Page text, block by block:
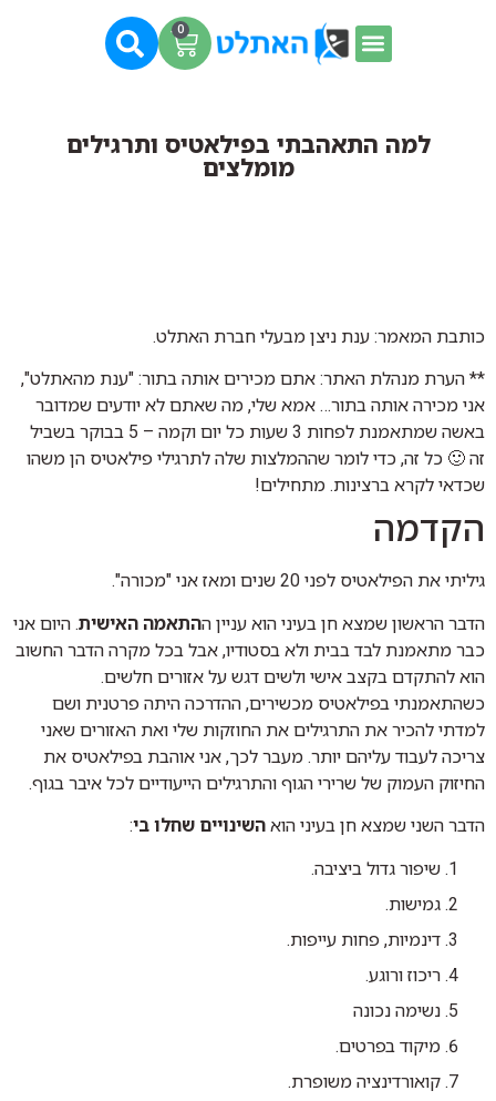
0
למה התאהבתי בפילאטיס ותרגילים
מומלצים
כותבת המאמר: ענת ניצן מבעלי חברת האתלט.
** הערת מנהלת האתר: אתם מכירים אותה בתור: "ענת מהאתלט",
אני מכירה אותה בתור… אמא שלי, מה שאתם לא יודעים שמדובר
באשה שמתאמנת לפחות 3 שעות כל יום וקמה – 5 בבוקר בשביל
זה 🙂 כל זה, כדי לומר שההמלצות שלה לתרגילי פילאטיס הן משהו
שכדאי לקרא ברצינות. מתחילים!
הקדמה
גיליתי את הפילאטיס לפני 20 שנים ומאז אני "מכורה".
הדבר הראשון שמצא חן בעיני הוא עניין ההתאמה האישית. היום אני
כבר מתאמנת לבד בבית ולא בסטודיו, אבל בכל מקרה הדבר החשוב
הוא להתקדם בקצב אישי ולשים דגש על אזורים חלשים.
כשהתאמנתי בפילאטיס מכשירים, ההדרכה היתה פרטנית ושם
למדתי להכיר את התרגילים את החוזקות שלי ואת האזורים שאני
צריכה לעבוד עליהם יותר. מעבר לכך, אני אוהבת בפילאטיס את
החיזוק העמוק של שרירי הגוף והתרגילים הייעודיים לכל איבר בגוף.
הדבר השני שמצא חן בעיני הוא השינויים שחלו בי:
שיפור גדול ביציבה.
גמישות.
דינמיות, פחות עייפות.
ריכוז ורוגע.
נשימה נכונה
מיקוד בפרטים.
קואורדינציה משופרת.